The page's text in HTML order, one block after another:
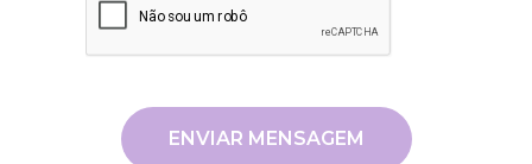
ENVIAR MENSAGEM